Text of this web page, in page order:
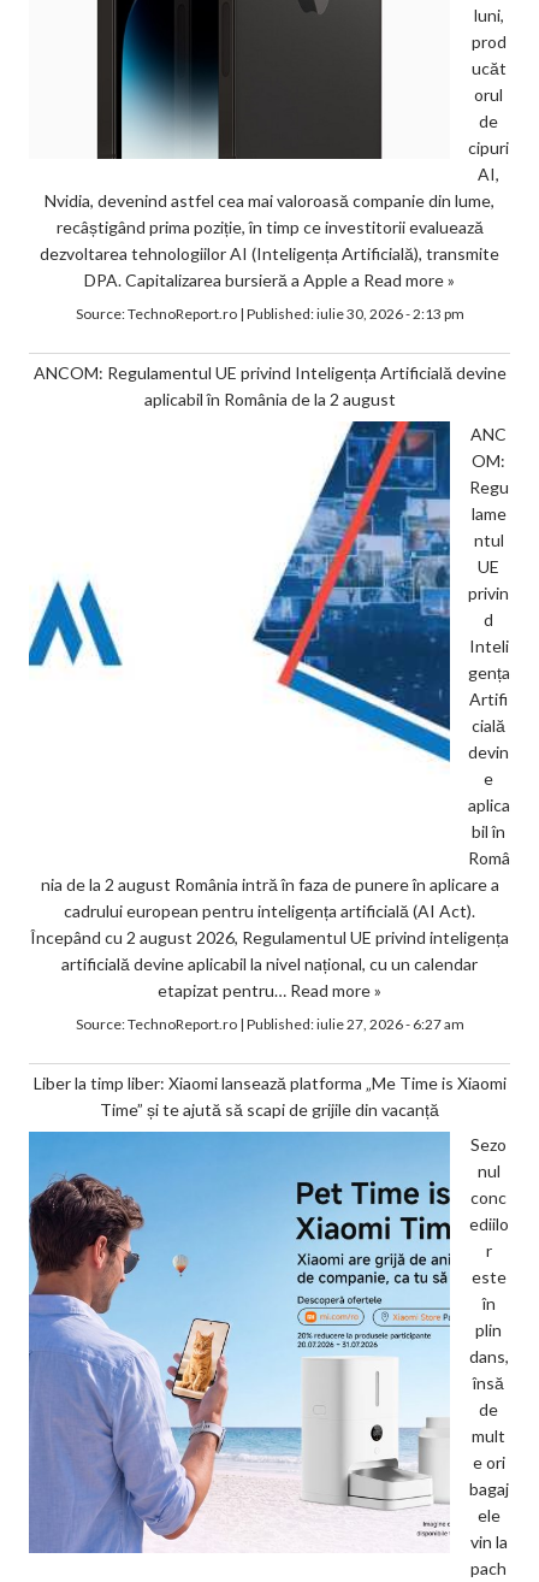
luni,
prod
ucăt
orul
de
cipuri
AI,
Nvidia, devenind astfel cea mai valoroasă companie din lume,
recâștigând prima poziție, în timp ce investitorii evaluează
dezvoltarea tehnologiilor AI (Inteligența Artificială), transmite
DPA. Capitalizarea bursieră a Apple a Read more »
Source:TechnoReport.ro| Published:iulie 30, 2026 - 2:13 pm
ANCOM: Regulamentul UE privind Inteligența Artificială devine
aplicabil în România de la 2 august
ANC
OM:
Regu
lame
ntul
UE
privin
d
Inteli
gența
Artifi
cială
devin
e
aplica
bil în
Româ
nia de la 2 august România intră în faza de punere în aplicare a
cadrului european pentru inteligența artificială (AI Act).
Începând cu 2 august 2026, Regulamentul UE privind inteligența
artificială devine aplicabil la nivel național, cu un calendar
etapizat pentru… Read more »
Source:TechnoReport.ro| Published:iulie 27, 2026 - 6:27 am
Liber la timp liber: Xiaomi lansează platforma „Me Time is Xiaomi
Time” și te ajută să scapi de grijile din vacanță
Sezo
nul
conc
ediilo
r
este
în
plin
dans,
însă
de
mult
e ori
bagaj
ele
vin la
pach